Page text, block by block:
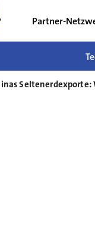
Partner-
Seltenerdexporte: